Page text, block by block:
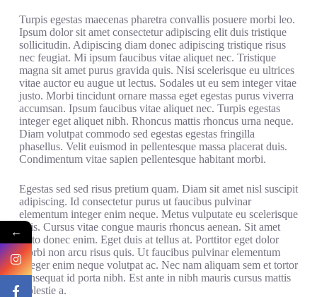
Turpis egestas maecenas pharetra convallis posuere morbi leo.
Ipsum dolor sit amet consectetur adipiscing elit duis tristique
sollicitudin. Adipiscing diam donec adipiscing tristique risus
nec feugiat. Mi ipsum faucibus vitae aliquet nec. Tristique
magna sit amet purus gravida quis. Nisi scelerisque eu ultrices
vitae auctor eu augue ut lectus. Sodales ut eu sem integer vitae
justo. Morbi tincidunt ornare massa eget egestas purus viverra
accumsan. Ipsum faucibus vitae aliquet nec. Turpis egestas
integer eget aliquet nibh. Rhoncus mattis rhoncus urna neque.
Diam volutpat commodo sed egestas egestas fringilla
phasellus. Velit euismod in pellentesque massa placerat duis.
Condimentum vitae sapien pellentesque habitant morbi.
Egestas sed sed risus pretium quam. Diam sit amet nisl suscipit
adipiscing. Id consectetur purus ut faucibus pulvinar
elementum integer enim neque. Metus vulputate eu scelerisque
felis. Cursus vitae congue mauris rhoncus aenean. Sit amet
justo donec enim. Eget duis at tellus at. Porttitor eget dolor
morbi non arcu risus quis. Ut faucibus pulvinar elementum
integer enim neque volutpat ac. Nec nam aliquam sem et tortor
consequat id porta nibh. Est ante in nibh mauris cursus mattis
molestie a.
←